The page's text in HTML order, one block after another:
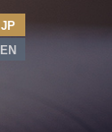
JP
EN